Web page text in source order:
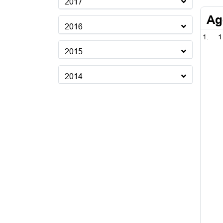
2017
2016
2015
2014
1